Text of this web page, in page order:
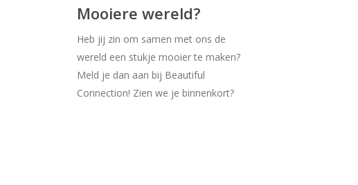
Mooiere wereld?
Heb jij zin om samen met ons de
wereld een stukje mooier te maken?
Meld je dan aan bij Beautiful
Connection! Zien we je binnenkort?